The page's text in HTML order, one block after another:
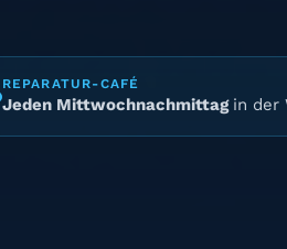
REPARATUR-CAFÉ
Jeden Mittwochnachmittag in der